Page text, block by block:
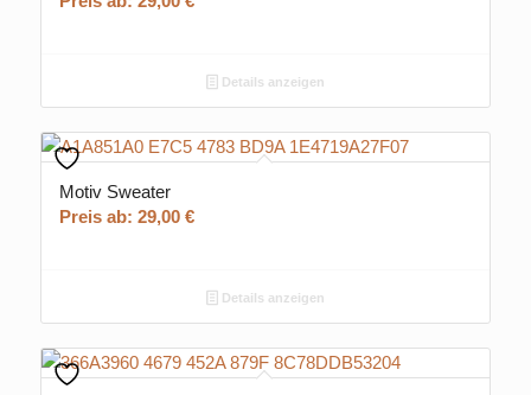
Details anzeigen
Motiv Sweater
Preis ab: 29,00 €
Details anzeigen